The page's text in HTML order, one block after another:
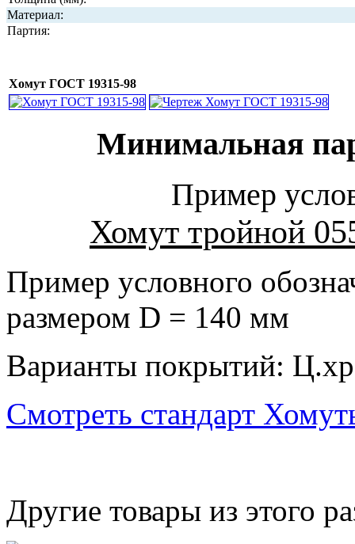
Материал:
Партия:
Хомут ГОСТ 19315-98
Минимальная
Пример
Хомут тройной
Пример условного
размером D = 140 мм
Варианты покрытий:
Смотреть стандарт
Другие товары из этого